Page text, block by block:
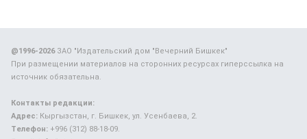
@1996-2026ЗАО "Издательский дом "Вечерний Бишкек"
При размещении материалов на сторонних ресурсах гиперссылка на
источник обязательна.
Контакты редакции:
Адрес: Кыргызстан, г. Бишкек, ул. Усенбаева, 2.
Телефон: +996 (312) 88-18-09.